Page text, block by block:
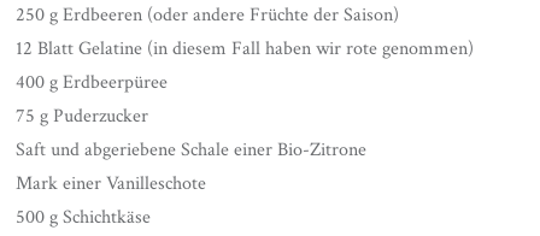
250 g Erdbeeren (oder andere Früchte der Saison)
12 Blatt Gelatine (in diesem Fall haben wir rote genommen)
400 g Erdbeerpüree
75 g Puderzucker
Saft und abgeriebene Schale einer Bio-Zitrone
Mark einer Vanilleschote
500 g Schichtkäse